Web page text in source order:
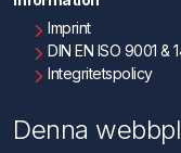
Imprint
DIN EN ISO 9001 &
Integritetspolicy
Kontakta oss
Denna